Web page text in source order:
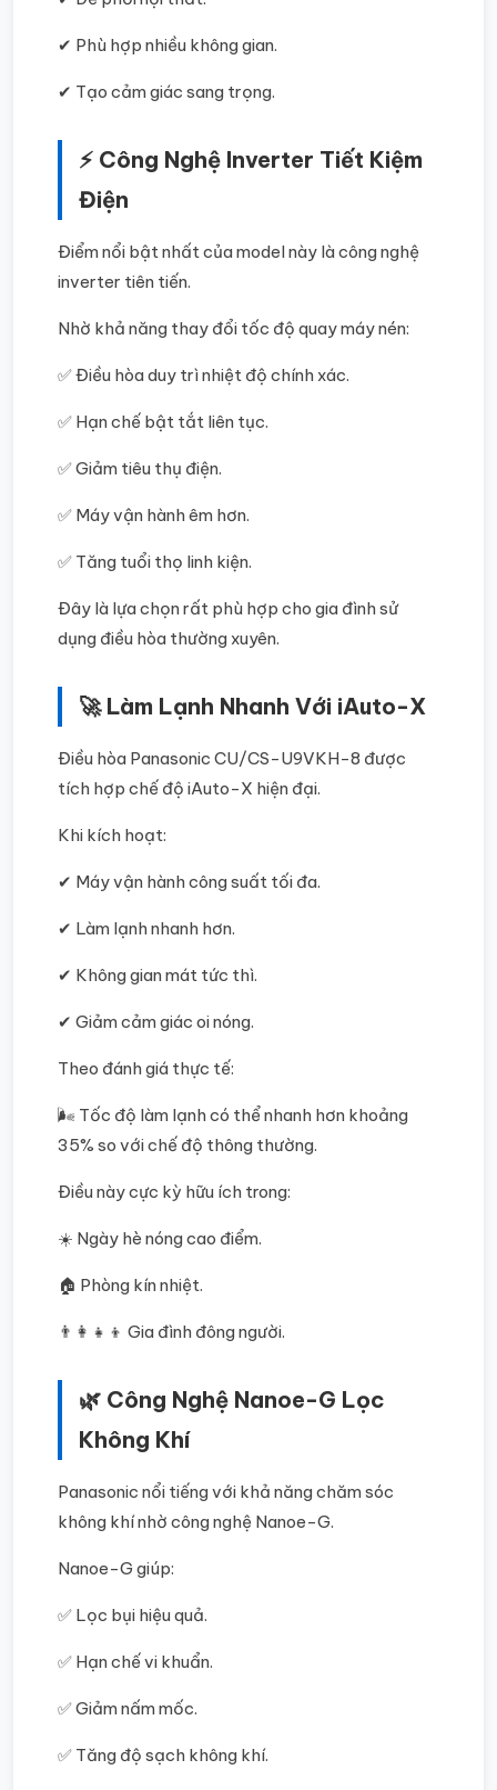
✔ Phù hợp nhiều không gian.
✔ Tạo cảm giác sang trọng.
⚡ Công Nghệ Inverter Tiết Kiệm
Điện
Điểm nổi bật nhất của model này là công nghệ
inverter tiên tiến.
Nhờ khả năng thay đổi tốc độ quay máy nén:
✅ Điều hòa duy trì nhiệt độ chính xác.
✅ Hạn chế bật tắt liên tục.
✅ Giảm tiêu thụ điện.
✅ Máy vận hành êm hơn.
✅ Tăng tuổi thọ linh kiện.
Đây là lựa chọn rất phù hợp cho gia đình sử
dụng điều hòa thường xuyên.
🚀 Làm Lạnh Nhanh Với iAuto-X
Điều hòa Panasonic CU/CS-U9VKH-8 được
tích hợp chế độ iAuto-X hiện đại.
Khi kích hoạt:
✔ Máy vận hành công suất tối đa.
✔ Làm lạnh nhanh hơn.
✔ Không gian mát tức thì.
✔ Giảm cảm giác oi nóng.
Theo đánh giá thực tế:
🌬️ Tốc độ làm lạnh có thể nhanh hơn khoảng
35% so với chế độ thông thường.
Điều này cực kỳ hữu ích trong:
☀️ Ngày hè nóng cao điểm.
🏠 Phòng kín nhiệt.
👨‍👩‍👧‍👦 Gia đình đông người.
🌿 Công Nghệ Nanoe-G Lọc
Không Khí
Panasonic nổi tiếng với khả năng chăm sóc
không khí nhờ công nghệ Nanoe-G.
Nanoe-G giúp:
✅ Lọc bụi hiệu quả.
✅ Hạn chế vi khuẩn.
✅ Giảm nấm mốc.
✅ Tăng độ sạch không khí.